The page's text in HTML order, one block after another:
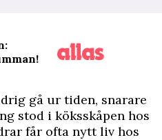
gå ur tiden, snarare
stod i köksskåpen hos
får ofta nytt liv hos